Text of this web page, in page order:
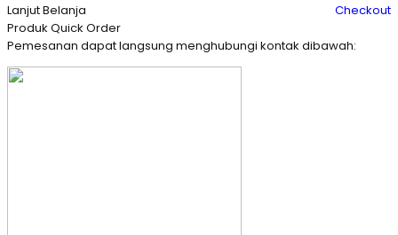
Lanjut Belanja
Checkout
Produk Quick Order
Pemesanan dapat langsung menghubungi kontak dibawah: